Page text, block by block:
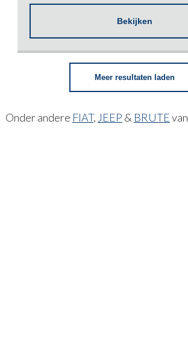
Bekijken
Meer resultaten laden
Onder andere FIAT, JEEP & BRUTEvan